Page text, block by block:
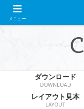
ダウンロード
DOWNLOAD
レイアウト見本
LAYOUT
メニュー